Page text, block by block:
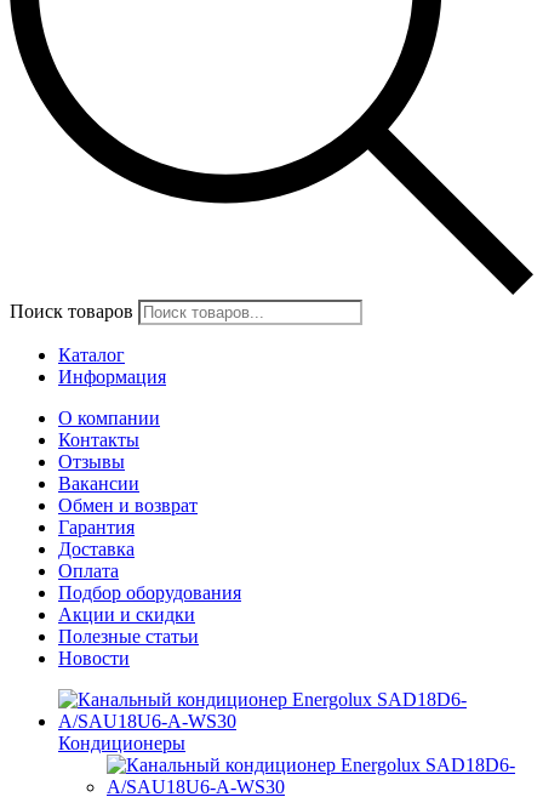
Поиск товаров
Каталог
Информация
О компании
Контакты
Отзывы
Вакансии
Обмен и возврат
Гарантия
Доставка
Оплата
Подбор оборудования
Акции и скидки
Полезные статьи
Новости
Кондиционеры